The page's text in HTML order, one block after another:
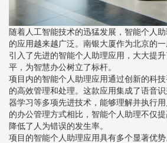
随着人工智能技术的迅猛发展，智能个人
的应用越来越广泛。南银大厦作为北京的
引入了先进的智能个人助理应用，大大提
平，为智慧办公树立了标杆。
项目内的智能个人助理应用通过创新的科
的高效管理和处理。这款应用集成了语音
器学习等多项先进技术，能够理解并执行
的办公管理方式相比，智能个人助理不仅
降低了人为错误的发生率。
项目的智能个人助理应用具有多个显著优